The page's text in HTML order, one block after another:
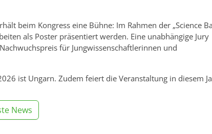
beim Kongress eine Bühne: Im Rahmen der „Science
als Poster präsentiert werden. Eine unabhängige Jury
für Jungwissenschaftlerinnen und
ist Ungarn. Zudem feiert die Veranstaltung in diesem
News